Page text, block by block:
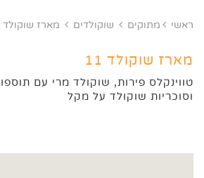
ראשי מתוקים שוקולדים מארז שוקולד 11
מארז שוקולד 11
טווינקלס פירות, שוקולד מרי עם
וסוכריות שוקולד על מקל